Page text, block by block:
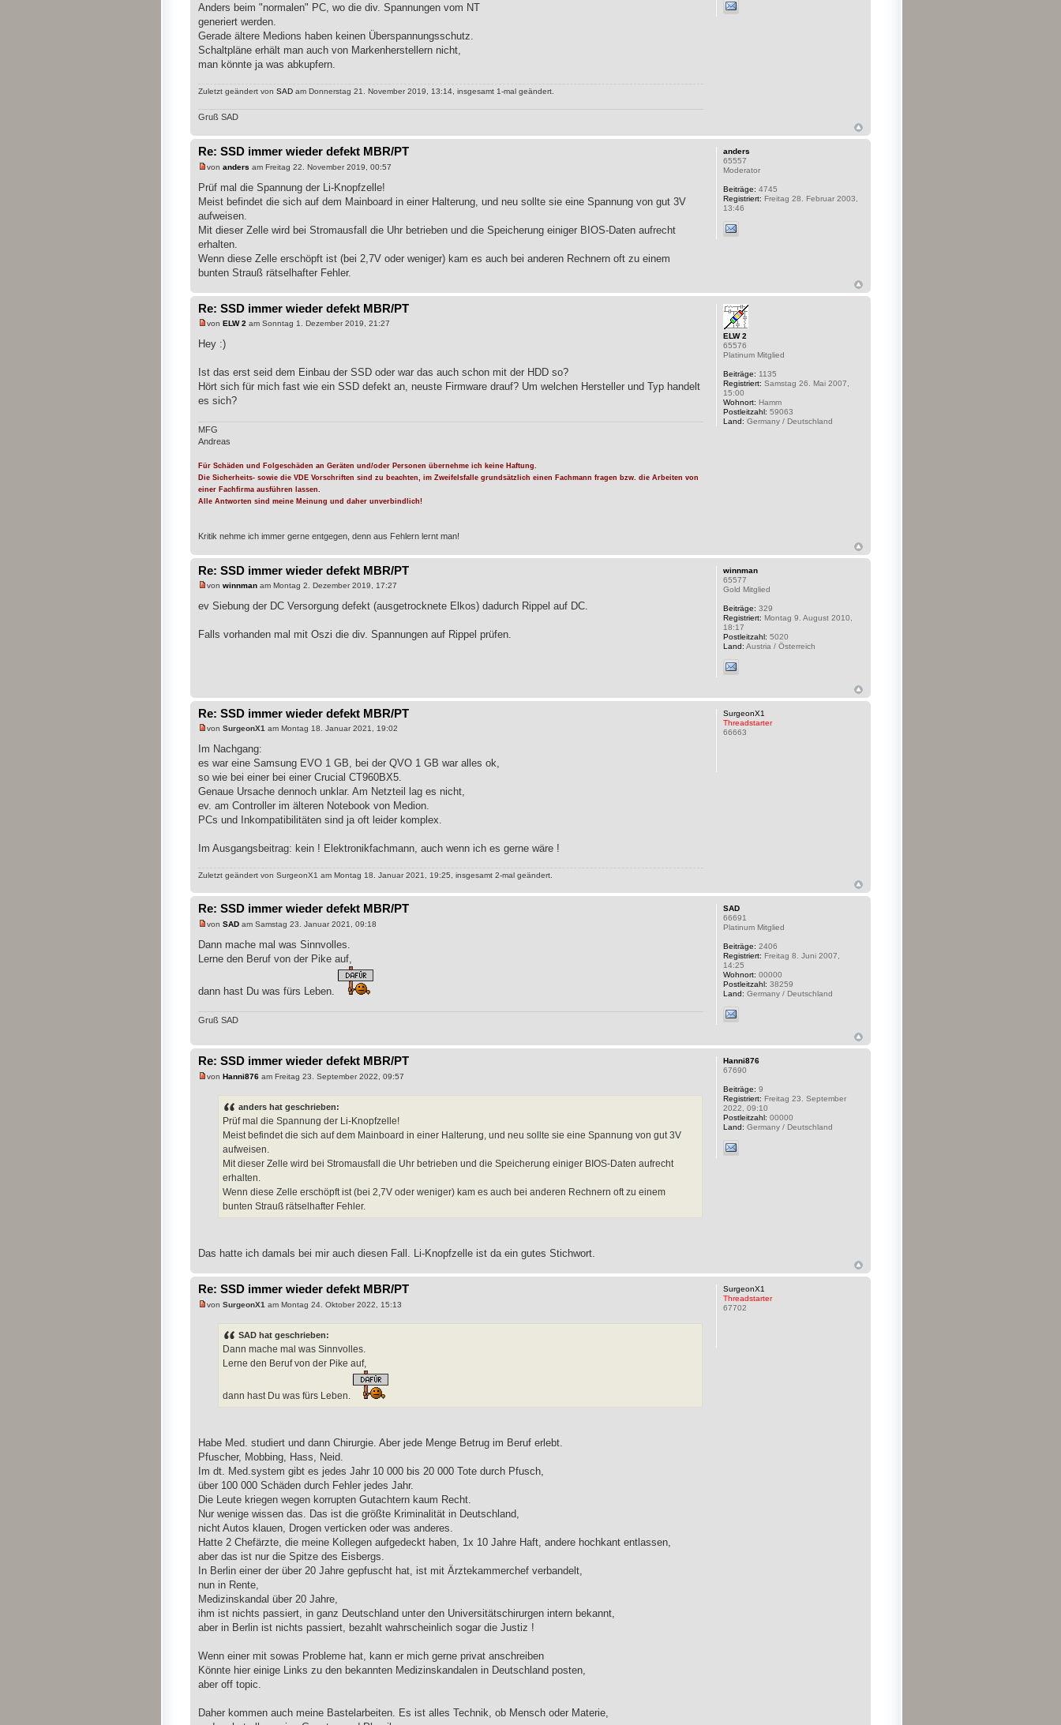
Anders beim "normalen" PC, wo die div. Spannungen vom NT
generiert werden.
Gerade ältere Medions haben keinen Überspannungsschutz.
Schaltpläne erhält man auch von Markenherstellern nicht,
man könnte ja was abkupfern.
Zuletzt geändert von SAD am Donnerstag 21. November 2019, 13:14, insgesamt 1-mal geändert.
Gruß SAD
Re: SSD immer wieder defekt MBR/PT
von anders am Freitag 22. November 2019, 00:57
Prüf mal die Spannung der Li-Knopfzelle!
Meist befindet die sich auf dem Mainboard in einer Halterung, und neu sollte sie eine Spannung von gut 3V
aufweisen.
Mit dieser Zelle wird bei Stromausfall die Uhr betrieben und die Speicherung einiger BIOS-Daten aufrecht
erhalten.
Wenn diese Zelle erschöpft ist (bei 2,7V oder weniger) kam es auch bei anderen Rechnern oft zu einem
bunten Strauß rätselhafter Fehler.
anders
65557
Moderator
Beiträge: 4745
Registriert: Freitag 28. Februar 2003,
13:46
Re: SSD immer wieder defekt MBR/PT
von ELW 2 am Sonntag 1. Dezember 2019, 21:27
Hey :)
Ist das erst seid dem Einbau der SSD oder war das auch schon mit der HDD so?
Hört sich für mich fast wie ein SSD defekt an, neuste Firmware drauf? Um welchen Hersteller und Typ handelt
es sich?
MFG
Andreas
Für Schäden und Folgeschäden an Geräten und/oder Personen übernehme ich keine Haftung.
Die Sicherheits- sowie die VDE Vorschriften sind zu beachten, im Zweifelsfalle grundsätzlich einen Fachmann fragen bzw. die Arbeiten von
einer Fachfirma ausführen lassen.
Alle Antworten sind meine Meinung und daher unverbindlich!
Kritik nehme ich immer gerne entgegen, denn aus Fehlern lernt man!
ELW 2
65576
Platinum Mitglied
Beiträge: 1135
Registriert: Samstag 26. Mai 2007,
15:00
Wohnort: Hamm
Postleitzahl: 59063
Land: Germany / Deutschland
Re: SSD immer wieder defekt MBR/PT
von winnman am Montag 2. Dezember 2019, 17:27
ev Siebung der DC Versorgung defekt (ausgetrocknete Elkos) dadurch Rippel auf DC.
Falls vorhanden mal mit Oszi die div. Spannungen auf Rippel prüfen.
winnman
65577
Gold Mitglied
Beiträge: 329
Registriert: Montag 9. August 2010,
18:17
Postleitzahl: 5020
Land: Austria / Österreich
Re: SSD immer wieder defekt MBR/PT
von SurgeonX1 am Montag 18. Januar 2021, 19:02
Im Nachgang:
es war eine Samsung EVO 1 GB, bei der QVO 1 GB war alles ok,
so wie bei einer bei einer Crucial CT960BX5.
Genaue Ursache dennoch unklar. Am Netzteil lag es nicht,
ev. am Controller im älteren Notebook von Medion.
PCs und Inkompatibilitäten sind ja oft leider komplex.
Im Ausgangsbeitrag: kein ! Elektronikfachmann, auch wenn ich es gerne wäre !
Zuletzt geändert von SurgeonX1 am Montag 18. Januar 2021, 19:25, insgesamt 2-mal geändert.
SurgeonX1
Threadstarter
66663
Re: SSD immer wieder defekt MBR/PT
von SAD am Samstag 23. Januar 2021, 09:18
Dann mache mal was Sinnvolles.
Lerne den Beruf von der Pike auf,
dann hast Du was fürs Leben.
Gruß SAD
SAD
66691
Platinum Mitglied
Beiträge: 2406
Registriert: Freitag 8. Juni 2007,
14:25
Wohnort: 00000
Postleitzahl: 38259
Land: Germany / Deutschland
Re: SSD immer wieder defekt MBR/PT
von Hanni876 am Freitag 23. September 2022, 09:57
anders hat geschrieben:
Prüf mal die Spannung der Li-Knopfzelle!
Meist befindet die sich auf dem Mainboard in einer Halterung, und neu sollte sie eine Spannung von gut 3V
aufweisen.
Mit dieser Zelle wird bei Stromausfall die Uhr betrieben und die Speicherung einiger BIOS-Daten aufrecht
erhalten.
Wenn diese Zelle erschöpft ist (bei 2,7V oder weniger) kam es auch bei anderen Rechnern oft zu einem
bunten Strauß rätselhafter Fehler.
Das hatte ich damals bei mir auch diesen Fall. Li-Knopfzelle ist da ein gutes Stichwort.
Hanni876
67690
Beiträge: 9
Registriert: Freitag 23. September
2022, 09:10
Postleitzahl: 00000
Land: Germany / Deutschland
Re: SSD immer wieder defekt MBR/PT
von SurgeonX1 am Montag 24. Oktober 2022, 15:13
SAD hat geschrieben:
Dann mache mal was Sinnvolles.
Lerne den Beruf von der Pike auf,
dann hast Du was fürs Leben.
Habe Med. studiert und dann Chirurgie. Aber jede Menge Betrug im Beruf erlebt.
Pfuscher, Mobbing, Hass, Neid.
Im dt. Med.system gibt es jedes Jahr 10 000 bis 20 000 Tote durch Pfusch,
über 100 000 Schäden durch Fehler jedes Jahr.
Die Leute kriegen wegen korrupten Gutachtern kaum Recht.
Nur wenige wissen das. Das ist die größte Kriminalität in Deutschland,
nicht Autos klauen, Drogen verticken oder was anderes.
Hatte 2 Chefärzte, die meine Kollegen aufgedeckt haben, 1x 10 Jahre Haft, andere hochkant entlassen,
aber das ist nur die Spitze des Eisbergs.
In Berlin einer der über 20 Jahre gepfuscht hat, ist mit Ärztekammerchef verbandelt,
nun in Rente,
Medizinskandal über 20 Jahre,
ihm ist nichts passiert, in ganz Deutschland unter den Universitätschirurgen intern bekannt,
aber in Berlin ist nichts passiert, bezahlt wahrscheinlich sogar die Justiz !
Wenn einer mit sowas Probleme hat, kann er mich gerne privat anschreiben
Könnte hier einige Links zu den bekannten Medizinskandalen in Deutschland posten,
aber off topic.
Daher kommen auch meine Bastelarbeiten. Es ist alles Technik, ob Mensch oder Materie,
SurgeonX1
Threadstarter
67702